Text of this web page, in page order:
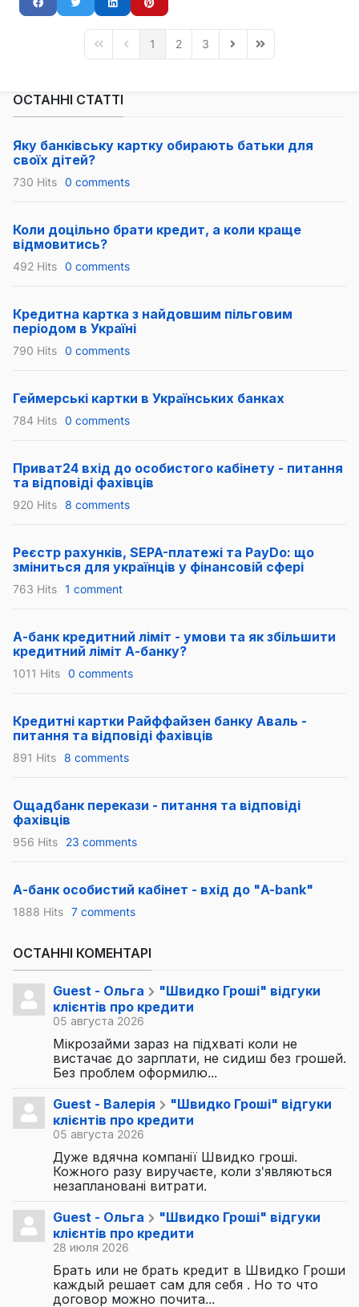
First PagePrevious Page
1 2 3 Next PageLast Page
ОСТАННІ СТАТТІ
Яку банківську картку обирають батьки для
своїх дітей?
730 Hits 0 comments
Коли доцільно брати кредит, а коли краще
відмовитись?
492 Hits 0 comments
Кредитна картка з найдовшим пільговим
періодом в Україні
790 Hits 0 comments
Геймерські картки в Українських банках
784 Hits 0 comments
Приват24 вхід до особистого кабінету - питання
та відповіді фахівців
920 Hits 8 comments
Реєстр рахунків, SEPA-платежі та PayDo: що
зміниться для українців у фінансовій сфері
763 Hits 1 comment
А-банк кредитний ліміт - умови та як збільшити
кредитний ліміт А-банку?
1011 Hits 0 comments
Кредитні картки Райффайзен банку Аваль -
питання та відповіді фахівців
891 Hits 8 comments
Ощадбанк перекази - питання та відповіді
фахівців
956 Hits 23 comments
А-банк особистий кабінет - вхід до "A-bank"
1888 Hits 7 comments
ОСТАННІ КОМЕНТАРІ
Guest - Ольга
"Швидко Гроші" відгуки
клієнтів про кредити
05 августа 2026
Мікрозайми зараз на підхваті коли не
вистачає до зарплати, не сидиш без грошей.
Без проблем оформилю...
Guest - Валерія
"Швидко Гроші" відгуки
клієнтів про кредити
05 августа 2026
Дуже вдячна компанії Швидко гроші.
Кожного разу виручаєте, коли з'являються
незаплановані витрати.
Guest - Ольга
"Швидко Гроші" відгуки
клієнтів про кредити
28 июля 2026
Брать или не брать кредит в Швидко Гроши
каждый решает сам для себя . Но то что
договор можно почита...